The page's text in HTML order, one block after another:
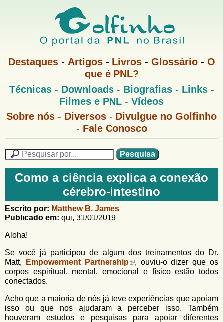
Pular
para
o
principal
G
f
i
n
h
M
u
Destaques- Artigos- Livros- Glossário- O
que é PNL?
M
e
P
Técnicas- Downloads- Biografias- Links-
Filmes e PNL - Vídeos
G
n
e
n
u
Sobre nós - Diversos - Divulgue no Golfinho
- Fale Conosco
F
m
l
á
r
i
o
d
e
i
s
a
o
G
o
l
f
i
n
h
o
Como a ciência explica a conexão
cérebro-intestino
Escrito por: Matthew B. James
Publicado em: qui, 31/01/2019
Aloha!
Se você já participou de algum dos treinamentos do Dr.
Matt,
Empowerment Partnership
, ouviu-o dizer que os
corpos espiritual, mental, emocional e físico estão todos
conectados.
Acho que a maioria de nós já teve experiências que apoiam
isso ou que nos ajudaram a perceber isso. Também
houveram estudos e pesquisas para apoiar diferentes